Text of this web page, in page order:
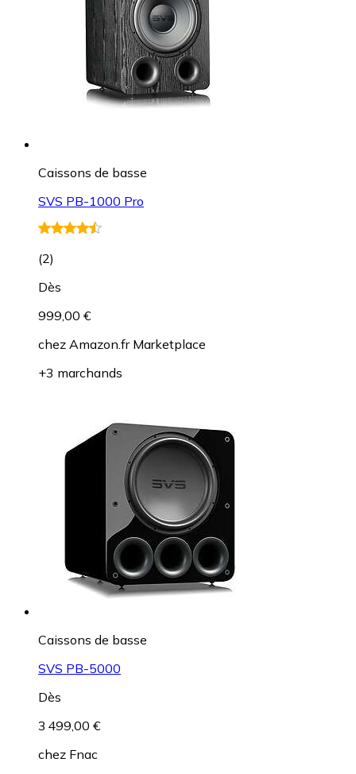
Caissons de basse
SVS PB-1000 Pro
(2)
Dès
999,00 €
chez Amazon.fr Marketplace
+3 marchands
Caissons de basse
SVS PB-5000
Dès
3 499,00 €
chez Fnac